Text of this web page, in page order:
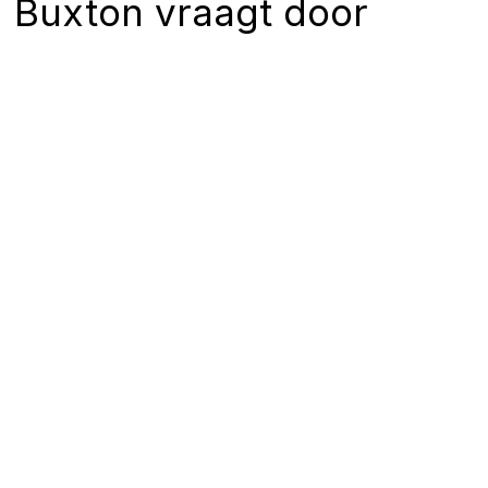
Buxton vraagt door